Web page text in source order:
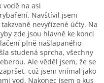
vodě na asi
Navštívil jsem
nevyřízené účty. Na
zde jsou hlavně ke konci
plně našlapaného
studená sprcha, všechny
Ale věděl jsem, že se
což jsem vnímal jako
vod. Nakonec jsem o kus